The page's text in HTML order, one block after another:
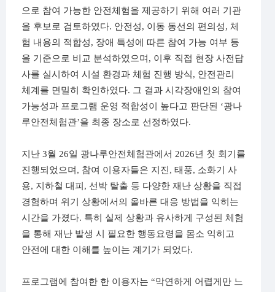
으로 참여 가능한 안전체험을 제공하기 위해 여러 기관
을 후보로 검토하였다. 안전성, 이동 동선의 편의성, 체
험 내용의 적합성, 장애 특성에 따른 참여 가능 여부 등
을 기준으로 비교 분석하였으며, 이후 직접 현장 사전답
사를 실시하여 시설 환경과 체험 진행 방식, 안전관리
체계를 면밀히 확인하였다. 그 결과 시각장애인의 참여
가능성과 프로그램 운영 적합성이 높다고 판단된 ‘광나
루안전체험관’을 최종 장소로 선정하였다.
지난 3월 26일 광나루안전체험관에서 2026년 첫 회기를
진행되었으며, 참여 이용자들은 지진, 태풍, 소화기 사
용, 지하철 대피, 선박 탈출 등 다양한 재난 상황을 직접
경험하며 위기 상황에서의 올바른 대응 방법을 익히는
시간을 가졌다. 특히 실제 상황과 유사하게 구성된 체험
을 통해 재난 발생 시 필요한 행동요령을 몸소 익히고
안전에 대한 이해를 높이는 계기가 되었다.
프로그램에 참여한 한 이용자는 “막연하게 어렵게만 느